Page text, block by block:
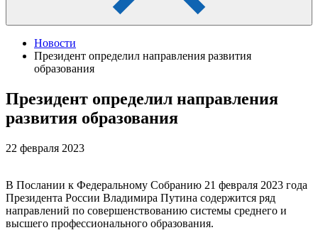
Новости
Президент определил направления развития
образования
Президент определил направления
развития образования
22 февраля 2023
В Послании к Федеральному Собранию 21 февраля 2023 года
Президента России Владимира Путина содержится ряд
направлений по совершенствованию системы среднего и
высшего профессионального образования.